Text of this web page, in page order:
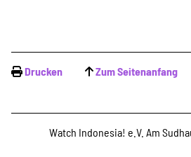
Drucken Zum Seitenanfang
Watch Indonesia! e.V. Am